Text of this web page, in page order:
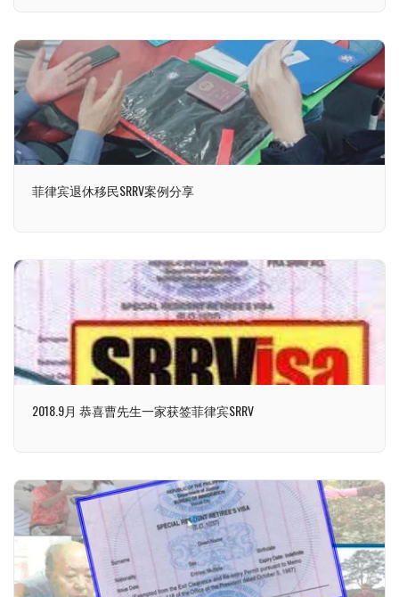
菲律宾退休移民SRRV案例分享
2018.9月 恭喜曹先生一家获签菲律宾SRRV